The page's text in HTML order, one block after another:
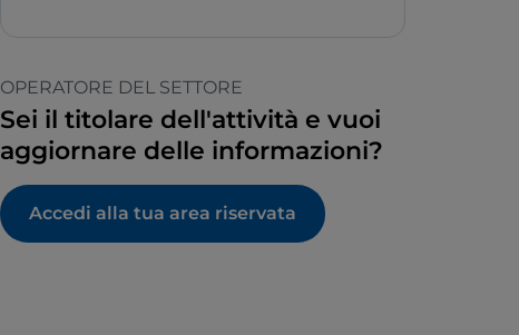
OPERATORE DEL SETTORE
Sei il titolare dell'attività e vuoi
aggiornare delle informazioni?
Accedi alla tua area riservata